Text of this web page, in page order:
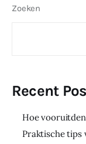
Zoeken
Recent
Hoe
Praktische tips